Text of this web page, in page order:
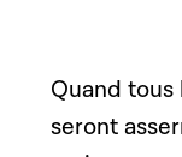
Quand
seront